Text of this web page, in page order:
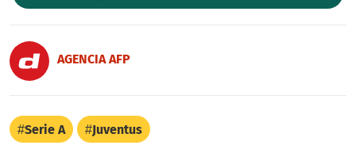
AGENCIA AFP
Serie A Juventus